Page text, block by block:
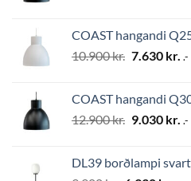
10.900 kr..
COAST hangandi
10.900kr. Original
10.900 kr..
7.630 kr. .-
COAST hangandi
12.900kr. Original
12.900 kr..
9.030 kr. .-
DL39 borðlampi